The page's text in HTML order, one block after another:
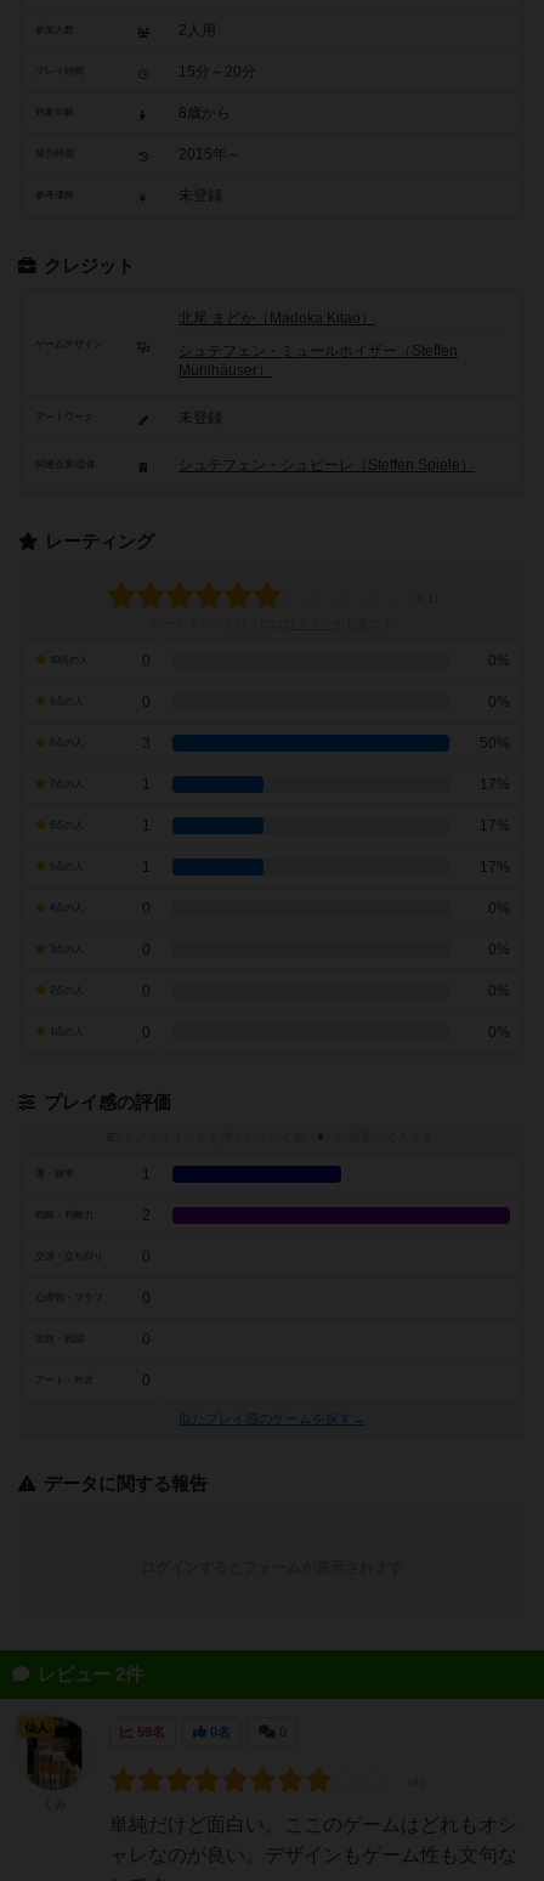
参加人数 2人用
15分～20分
8歳から
2015年～
参考価格 未登録
クレジット
ゲームデザイン
北尾 まどか（Madoka Kitao）
シュテフェン・ミュールホイザー（Steffen
Mühlhäuser）
アートワーク 未登録
シュテフェン・シュピーレ（Steffen Spiele）
レーティング
0 0%
0 0%
3 50%
7点の人 1 17%
1 17%
1 17%
0 0%
0 0%
0 0%
0 0%
プレイ感の評価
※
1
戦略・判断力 2
0
0
0
アート・外見 0
似たプレイ感のゲームを探す→
データに関する報告
レビュー 2件
59名 0名
単純だけど面白い。ここのゲームはどれもオシ
ャレなのが良い。デザインもゲーム性も文句な
仙人